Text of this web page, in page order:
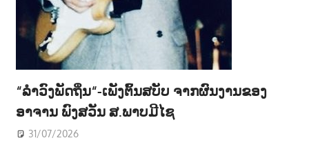
“ລຳວົງພັດຖິ່ນ“-ເພັງຕົ້ນສບັບ ຈາກຜົນງານຂອງ
ອາຈານ ພົງສວັນ ສ.ພາບມີໄຊ
31/07/2026